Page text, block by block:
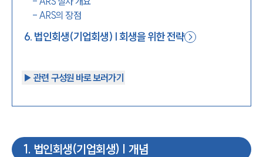
- ARS의 장점
6. 법인회생(기업회생) | 회생을 위한 전략
▶︎ 관련 구성원 바로 보러가기
1. 법인회생(기업회생) | 개념